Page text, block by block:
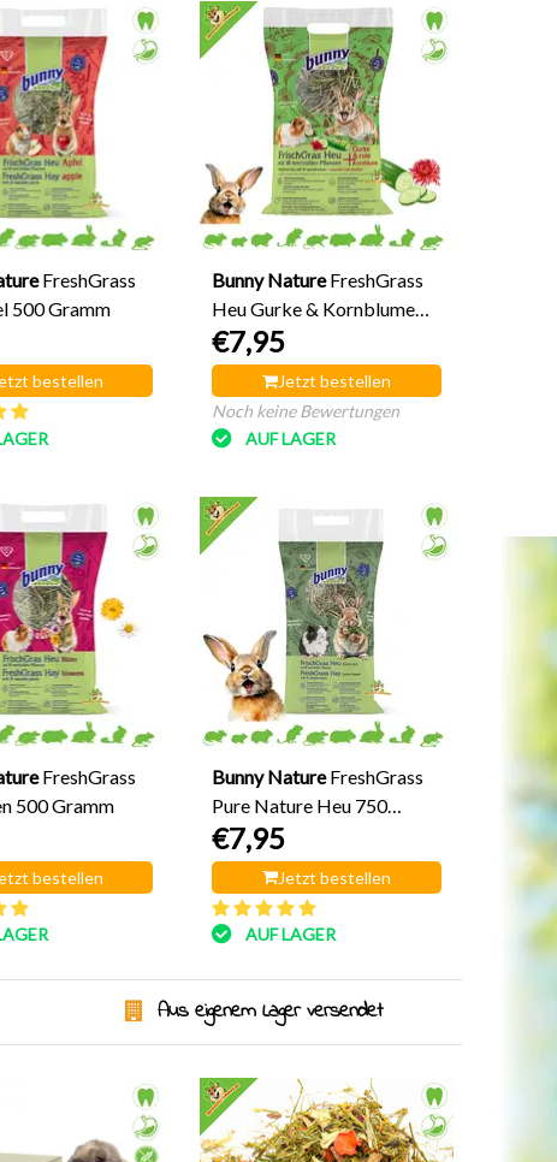
FreshGrass
500 Gramm
bestellen
Bunny NatureFreshGrass
Heu Gurke & Kornblume
500 Gramm
€7,95
Jetzt bestellen
Noch keine Bewertungen
AUF LAGER
FreshGrass
500 Gramm
bestellen
Bunny NatureFreshGrass
Pure Nature Heu 750
Gramm
€7,95
Jetzt bestellen
AUF LAGER
Aus eigenem Lager versendet